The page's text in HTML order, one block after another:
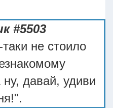
#5503
не стоило
давай, удиви